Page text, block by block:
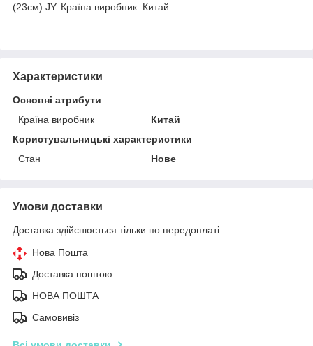
(23см) JY. Країна виробник: Китай.
Характеристики
Основні атрибути
Країна виробник
Китай
Користувальницькі характеристики
Стан
Нове
Умови доставки
Доставка здійснюється тільки по передоплаті.
Нова Пошта
Доставка поштою
НОВА ПОШТА
Самовивіз